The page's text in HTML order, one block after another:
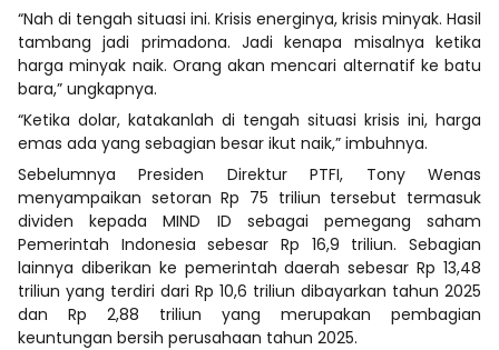
“Nah di tengah situasi ini. Krisis energinya, krisis minyak. Hasil
tambang jadi primadona. Jadi kenapa misalnya ketika
harga minyak naik. Orang akan mencari alternatif ke batu
bara,” ungkapnya.
“Ketika dolar, katakanlah di tengah situasi krisis ini, harga
emas ada yang sebagian besar ikut naik,” imbuhnya.
Sebelumnya Presiden Direktur PTFI, Tony Wenas
menyampaikan setoran Rp 75 triliun tersebut termasuk
dividen kepada MIND ID sebagai pemegang saham
Pemerintah Indonesia sebesar Rp 16,9 triliun. Sebagian
lainnya diberikan ke pemerintah daerah sebesar Rp 13,48
triliun yang terdiri dari Rp 10,6 triliun dibayarkan tahun 2025
dan Rp 2,88 triliun yang merupakan pembagian
keuntungan bersih perusahaan tahun 2025.